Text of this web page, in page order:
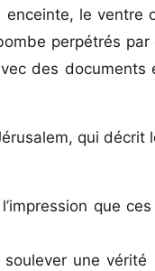
enceinte, le ventre
perpétrés par
des documents
qui décrit
que
une vérité